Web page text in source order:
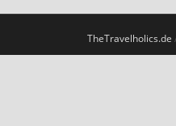
TheTravelholics.de